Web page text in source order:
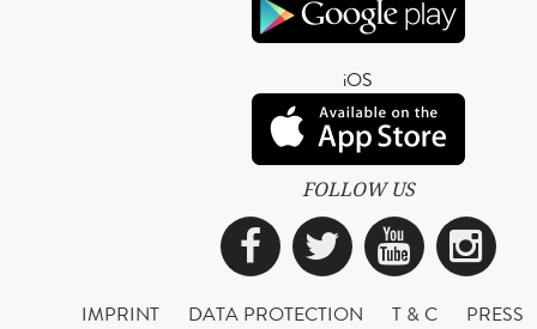
iOS
FOLLOW US
Facebook
Twitter
IMPRINT DATA PROTECTION T & C
PRESS